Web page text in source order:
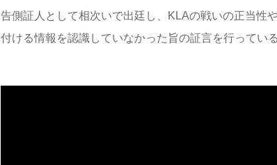
告側証人として相次いで出廷し、KLAの戦いの正当性
付ける情報を認識していなかった旨の証言を行ってい